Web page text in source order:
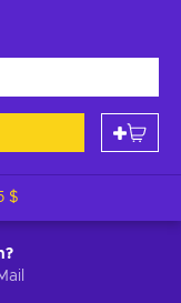
$